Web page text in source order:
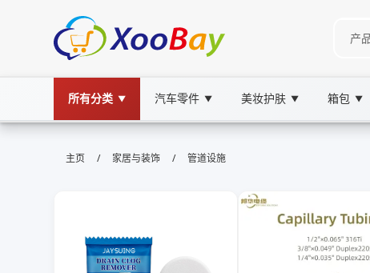
所有分类 ▼ 汽车零件 ▼ 美妆护肤 ▼ 箱包 ▼
管道设施 | XOOBAY B2B/B2C
提供从设计、安装到调试和维护的全方位管道设施解决方案，
主页 / 家居与装饰 / 管道设施